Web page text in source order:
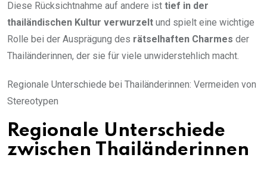
Diese Rücksichtnahme auf andere ist tief in der
thailändischen Kultur verwurzelt und spielt eine wichtige
Rolle bei der Ausprägung des rätselhaften Charmes der
Thailänderinnen, der sie für viele unwiderstehlich macht.
Regionale Unterschiede bei Thailänderinnen: Vermeiden von
Stereotypen
Regionale Unterschiede
zwischen Thailänderinnen